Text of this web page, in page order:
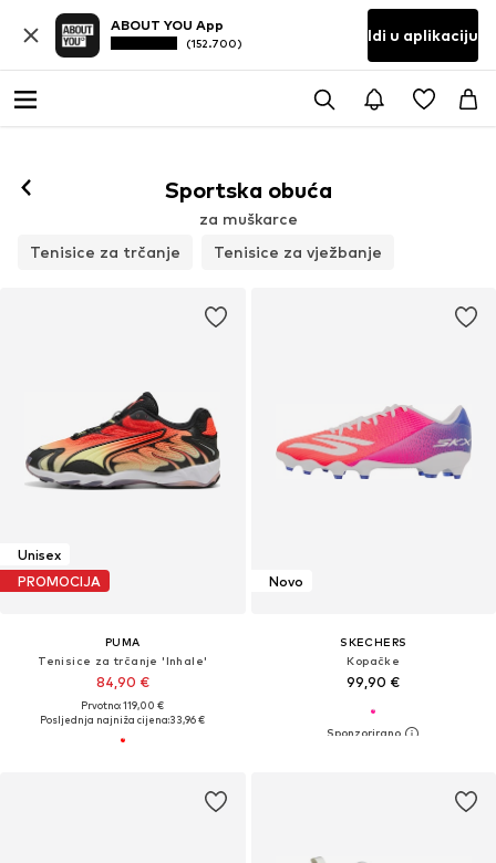
ABOUT YOU App
(152.700) Idi u aplikaciju
Sportska obuća
za muškarce
Tenisice za trčanje
Tenisice za vježbanje
Unisex
PROMOCIJA
PUMA
Tenisice za trčanje 'Inhale'
84,90 €
Prvotno: 119,00 €
Posljednja najniža cijena:33,96 €
Novo
SKECHERS
Kopačke
99,90 €